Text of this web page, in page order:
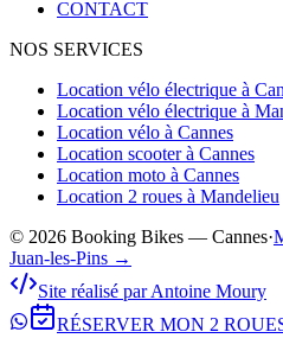
CONTACT
NOS SERVICES
Location vélo électrique à
Location vélo électrique à
Location vélo à Cannes
Location scooter à Cannes
Location moto à Cannes
Location 2 roues à Mandelieu
© 2026 Booking Bikes — Cannes·
Juan-les-Pins →
Site réalisé par Antoine Moury
RÉSERVER MON 2